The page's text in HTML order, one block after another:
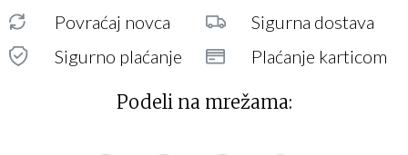
Povraćaj novca
Sigurna dostava
Sigurno plaćanje
Plaćanje karticom
Podeli na mrežama: